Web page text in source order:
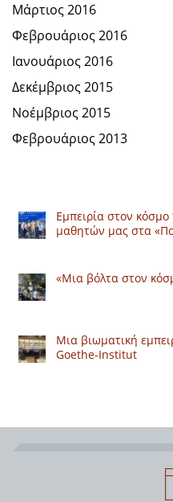
Μάρτιος 2016
Φεβρουάριος 2016
Ιανουάριος 2016
Δεκέμβριος 2015
Νοέμβριος 2015
Φεβρουάριος 2013
Εμπειρία στον
μαθητών μας στα
«Μια βόλτα στον
Μια βιωματική
Goethe-Institut